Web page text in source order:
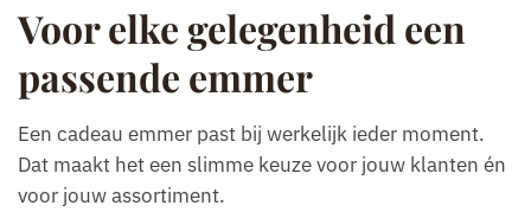
Voor elke gelegenheid een
passende emmer
Een cadeau emmer past bij werkelijk ieder moment.
Dat maakt het een slimme keuze voor jouw klanten én
voor jouw assortiment.